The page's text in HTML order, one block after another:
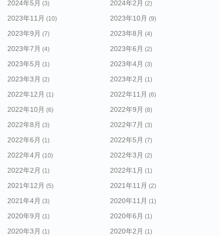
2024年5月 (3) 2024年2月 (2)
2023年11月 (10) 2023年10月 (9)
2023年9月 (7) 2023年8月 (4)
2023年7月 (4) 2023年6月 (2)
2023年5月 (1) 2023年4月 (3)
2023年3月 (2) 2023年2月 (1)
2022年12月 (1) 2022年11月 (6)
2022年10月 (6) 2022年9月 (8)
2022年8月 (3) 2022年7月 (3)
2022年6月 (1) 2022年5月 (7)
2022年4月 (10) 2022年3月 (2)
2022年2月 (1) 2022年1月 (1)
2021年12月 (5) 2021年11月 (2)
2021年4月 (3) 2020年11月 (1)
2020年9月 (1) 2020年6月 (1)
2020年3月 (1) 2020年2月 (1)